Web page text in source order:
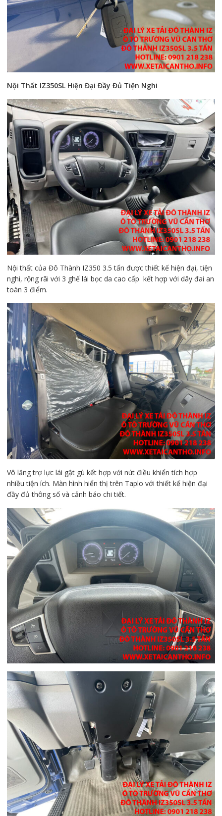
Nội Thất IZ350SL Hiện Đại Đầy Đủ Tiện Nghi
Nội thất của Đô Thành IZ350 3.5 tấn được thiết kế hiện đại, tiện
nghi, rộng rãi với 3 ghế lái bọc da cao cấp kết hợp với dây đai an
toàn 3 điểm.
Vô lăng trợ lực lái gật gù kết hợp với nút điều khiển tích hợp
nhiều tiện ích. Màn hình hiển thị trên Taplo với thiết kế hiện đại
đầy đủ thông số và cảnh báo chi tiết.